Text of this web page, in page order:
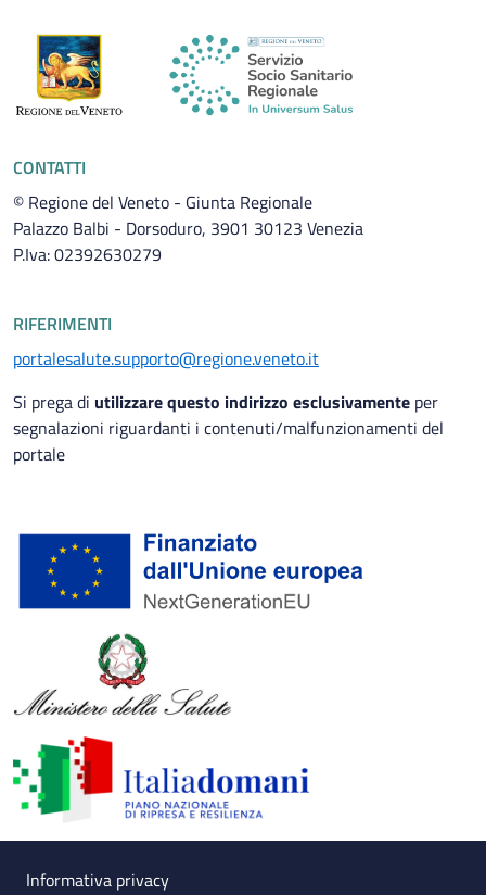
CONTATTI
© Regione del Veneto - Giunta Regionale
Palazzo Balbi - Dorsoduro, 3901 30123 Venezia
P.Iva: 02392630279
RIFERIMENTI
portalesalute.supporto@regione.veneto.it
Si prega di utilizzare questo indirizzo esclusivamente per
segnalazioni riguardanti i contenuti/malfunzionamenti del
portale
Small prints
Useful links section
Informativa privacy